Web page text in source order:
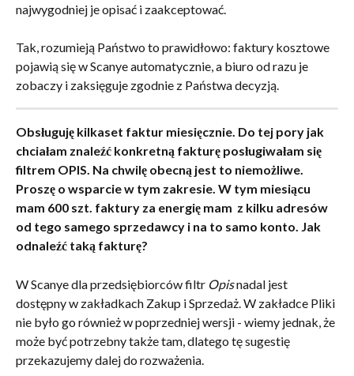
najwygodniej je opisać i zaakceptować.
Tak, rozumieją Państwo to prawidłowo: faktury kosztowe
pojawią się w Scanye automatycznie, a biuro od razu je
zobaczy i zaksięguje zgodnie z Państwa decyzją.
Obsługuję kilkaset faktur miesięcznie. Do tej pory jak
chciałam znaleźć konkretną fakturę posługiwałam się
filtrem OPIS. Na chwilę obecną jest to niemożliwe.
Proszę o wsparcie w tym zakresie. W tym miesiącu
mam 600 szt. faktury za energię mam  z kilku adresów
od tego samego sprzedawcy i na to samo konto. Jak
odnaleźć taką fakturę?
W Scanye dla przedsiębiorców filtr Opis nadal jest
dostępny w zakładkach Zakup i Sprzedaż. W zakładce Pliki
nie było go również w poprzedniej wersji - wiemy jednak, że
może być potrzebny także tam, dlatego tę sugestię
przekazujemy dalej do rozważenia.